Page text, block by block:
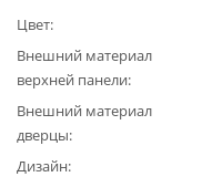
Цвет
Внешний материал
верхней панели
Внешний материал
дверцы
Дизайн